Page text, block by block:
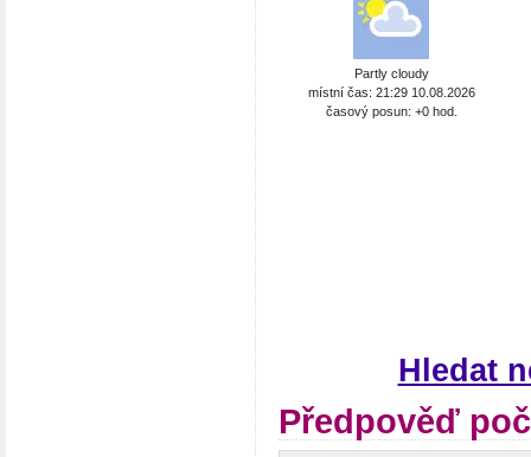
Partly cloudy
místní čas: 21:29 10.08.2026
časový posun: +0 hod.
Hledat
Předpověď